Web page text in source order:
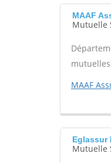
MAAF
Mutuelle
MAAF
Eglassur
Mutuelle